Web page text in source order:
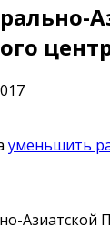
уменьшить